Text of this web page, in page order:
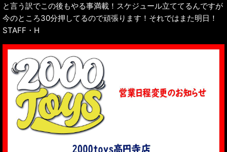
と言う訳でこの後もやる事満載！スケジュール立ててるんですが
今のところ30分押してるので頑張ります！それではまた明日！
STAFF・H